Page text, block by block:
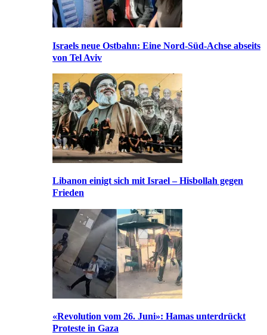
Israels neue Ostbahn: Eine Nord-Süd-Achse abseits
von Tel Aviv
Libanon einigt sich mit Israel – Hisbollah gegen
Frieden
«Revolution vom 26. Juni»: Hamas unterdrückt
Proteste in Gaza